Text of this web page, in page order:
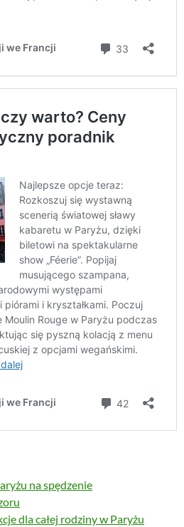
na spędzenie
dla całej rodziny w Paryżu